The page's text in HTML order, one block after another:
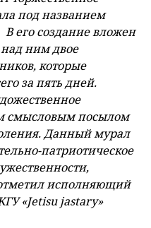
под названием
В его создание вложен
ним двое
которые
за пять дней.
смысловым посылом
Данный мурал
патриотическое
исполняющий
«Jetisu jastary»